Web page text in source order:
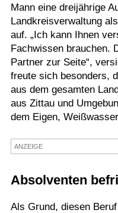
Gesundheit
Kultur
Sport
Kostenlos
Mann eine dreijährige
Landkreisverwaltung
auf. „Ich kann Ihnen
Fachwissen brauchen.
Partner zur Seite“,
freute sich besonders,
aus dem gesamten
aus Zittau und
dem Eigen,
ANZEIGE
Absolventen
Als Grund, diesen